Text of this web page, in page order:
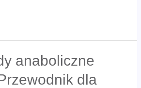
anaboliczne
dla